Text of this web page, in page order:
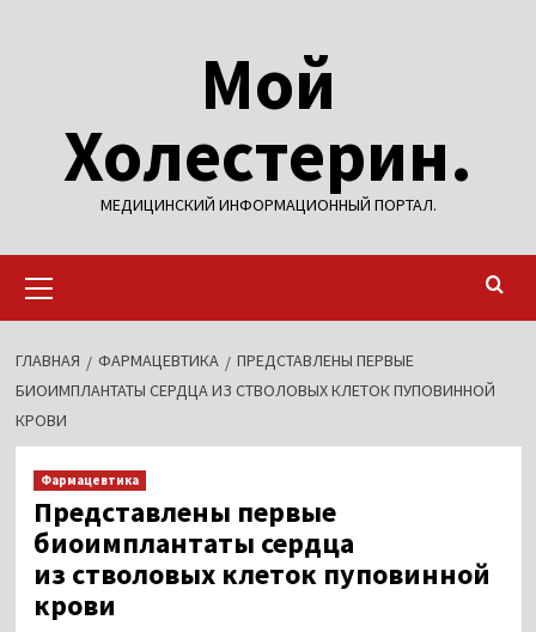
Мой
Холестерин.
МЕДИЦИНСКИЙ ИНФОРМАЦИОННЫЙ ПОРТАЛ.
меню
ГЛАВНАЯ ФАРМАЦЕВТИКА
ПРЕДСТАВЛЕНЫ ПЕРВЫЕ
БИОИМПЛАНТАТЫ СЕРДЦА ИЗ СТВОЛОВЫХ КЛЕТОК ПУПОВИННОЙ
КРОВИ
Фармацевтика
Представлены первые
биоимплантаты сердца
из стволовых клеток пуповинной
крови